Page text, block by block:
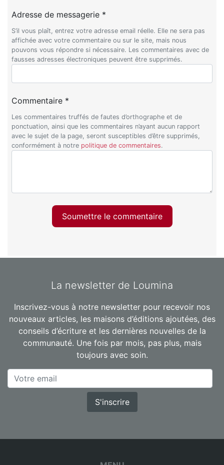
Adresse de messagerie *
S’il vous plaît, entrez votre adresse email réelle. Elle ne sera pas
affichée avec votre commentaire ou sur le site, mais nous
pouvons vous répondre si nécessaire. Les commentaires avec de
fausses adresses électroniques peuvent être supprimés.
Commentaire *
Les commentaires truffés de fautes d’orthographe et de
ponctuation, ainsi que les commentaires n’ayant aucun rapport
avec le sujet de la page, seront susceptibles d’être supprimés,
conformément à notre politique de commentaires.
Soumettre le commentaire
La newsletter de Loumina
Inscrivez-vous à notre newsletter pour recevoir nos
nouveaux articles, les maisons d’éditions ajoutées, des
conseils d’écriture et les dernières nouvelles de la
communauté. Une fois par mois, pas plus, mais
toujours avec soin.
S'inscrire